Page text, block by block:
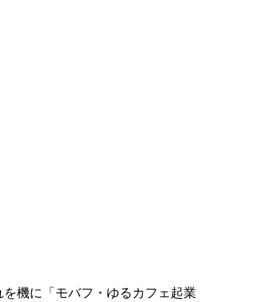
機に「モバフ・ゆるカフェ起業